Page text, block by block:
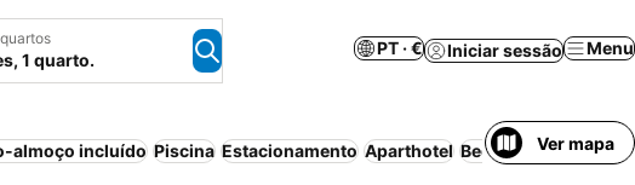
1 quarto.
PT · € Iniciar sessão Menu
almoço incluído Piscina Estacionamento Aparthotel Bed & Breakfast Ar
Ver mapa